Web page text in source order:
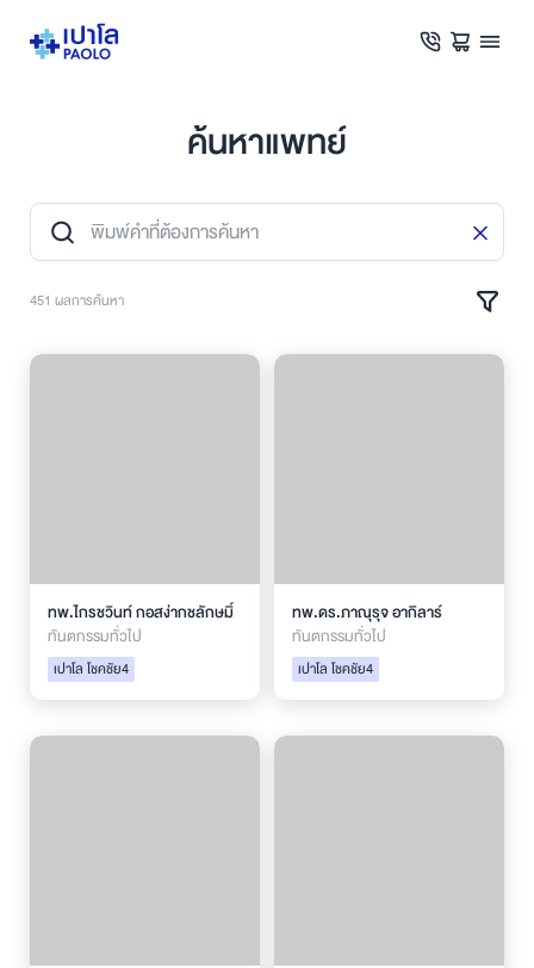
ค้นหาแพทย์
451 ผลการค้นหา
ทพ.ไกรชวินท์ กอสง่ากชลักษมิ์
ทันตกรรมทั่วไป
เปาโล โชคชัย4
ทพ.ดร.ภาณุรุจ อากิลาร์
ทันตกรรมทั่วไป
เปาโล โชคชัย4